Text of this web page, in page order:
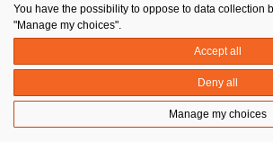
You have the possibility to oppose to data collection
"Manage my choices".
Accept all
Deny all
Manage my choices